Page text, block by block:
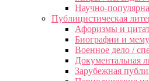
Научно-
Публицистическая
Афоризмы и
Биографии и
Военное дело /
Документальная
Зарубежная